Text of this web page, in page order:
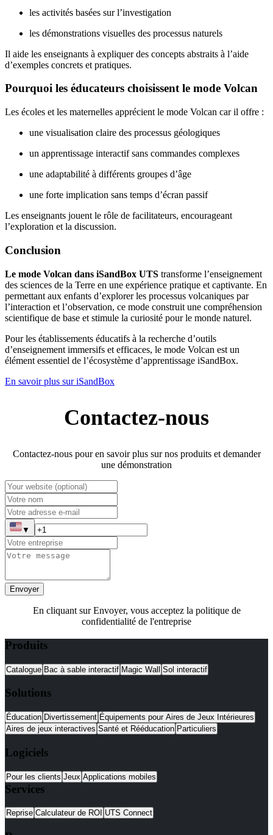
les activités basées sur l’investigation
les démonstrations visuelles des processus naturels
Il aide les enseignants à expliquer des concepts abstraits à l’aide
d’exemples concrets et pratiques.
Pourquoi les éducateurs choisissent le mode Volcan
Les écoles et les maternelles apprécient le mode Volcan car il offre :
une visualisation claire des processus géologiques
un apprentissage interactif sans commandes complexes
une adaptabilité à différents groupes d’âge
une forte implication sans temps d’écran passif
Les enseignants jouent le rôle de facilitateurs, encourageant
l’exploration et la discussion.
Conclusion
Le mode Volcan dans iSandBox UTS transforme l’enseignement
des sciences de la Terre en une expérience pratique et captivante. En
permettant aux enfants d’explorer les processus volcaniques par
l’interaction et l’observation, ce mode construit une compréhension
scientifique de base et stimule la curiosité pour le monde naturel.
Pour les établissements éducatifs à la recherche d’outils
d’enseignement immersifs et efficaces, le mode Volcan est un
élément essentiel de l’écosystème d’apprentissage iSandBox.
En savoir plus sur iSandBox
Contactez-nous
Contactez-nous pour en savoir plus sur nos produits et demander
une démonstration
▼
Envoyer
En cliquant sur Envoyer, vous acceptez la politique de
confidentialité de l'entreprise
Produits
Catalogue Bac à sable interactif Magic Wall Sol interactif
Solutions
Éducation Divertissement Équipements pour Aires de Jeux Intérieures
Aires de jeux interactives Santé et Rééducation Particuliers
Logiciels
Pour les clients Jeux Applications mobiles
Services
Reprise Calculateur de ROI UTS Connect